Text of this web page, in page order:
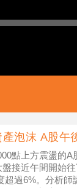
泡沫 A股午
點上方震盪的
接近午間開始
過6%。分析